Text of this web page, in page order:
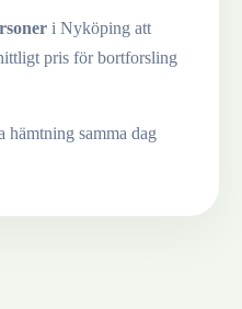
i Nyköping att
pris för bortforsling
hämtning samma dag